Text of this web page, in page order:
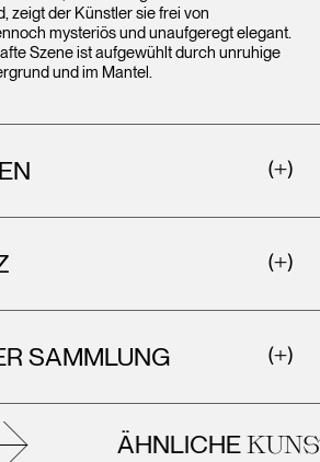
zeigt der Künstler sie frei von
mysteriös und unaufgeregt elegant.
Szene ist aufgewühlt durch unruhige
und im Mantel.
SAMMLUNG
ÄHNLICHE